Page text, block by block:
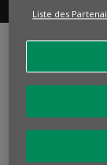
BNP
Liste des